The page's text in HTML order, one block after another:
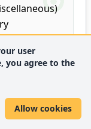
user
you agree to the
Allow cookies